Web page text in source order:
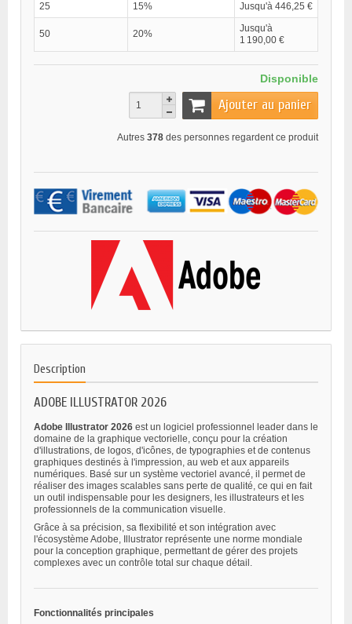
25
15% Jusqu'à 446,25 €
50 20%
Jusqu'à
1 190,00 €
Disponible
Ajouter au panier
Autres 378 des personnes regardent ce produit
Description
ADOBE ILLUSTRATOR 2026
Adobe Illustrator 2026 est un logiciel professionnel leader dans le
domaine de la graphique vectorielle, conçu pour la création
d'illustrations, de logos, d'icônes, de typographies et de contenus
graphiques destinés à l'impression, au web et aux appareils
numériques. Basé sur un système vectoriel avancé, il permet de
réaliser des images scalables sans perte de qualité, ce qui en fait
un outil indispensable pour les designers, les illustrateurs et les
professionnels de la communication visuelle.
Grâce à sa précision, sa flexibilité et son intégration avec
l'écosystème Adobe, Illustrator représente une norme mondiale
pour la conception graphique, permettant de gérer des projets
complexes avec un contrôle total sur chaque détail.
Fonctionnalités principales